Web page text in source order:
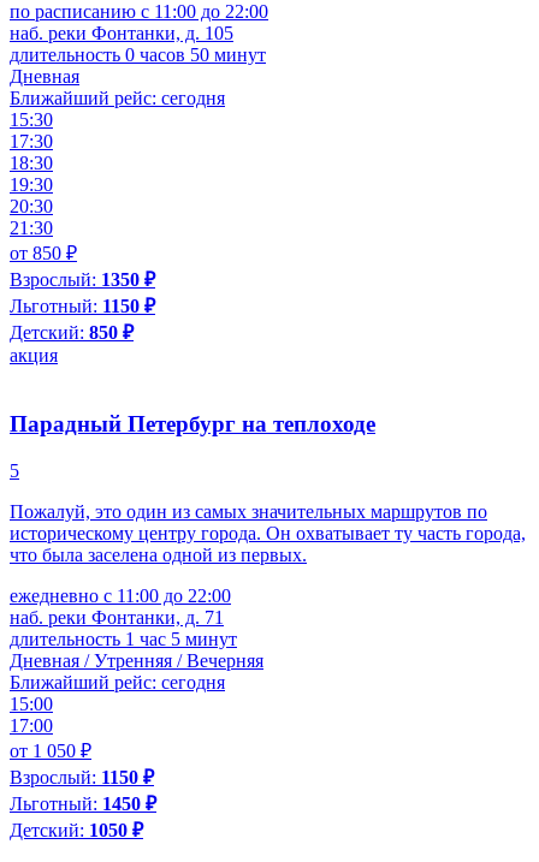
по расписанию с 11:00 до 22:00
наб. реки Фонтанки, д. 105
длительность 0 часов 50 минут
Дневная
Ближайший рейс: сегодня
15:30
17:30
18:30
19:30
20:30
21:30
от 850 ₽
Взрослый: 1350 ₽
Льготный: 1150 ₽
Детский: 850 ₽
акция
Парадный Петербург на теплоходе
5
Пожалуй, это один из самых значительных маршрутов по
историческому центру города. Он охватывает ту часть города,
что была заселена одной из первых.
ежедневно с 11:00 до 22:00
наб. реки Фонтанки, д. 71
длительность 1 час 5 минут
Дневная / Утренняя / Вечерняя
Ближайший рейс: сегодня
15:00
17:00
от 1 050 ₽
Взрослый: 1150 ₽
Льготный: 1450 ₽
Детский: 1050 ₽